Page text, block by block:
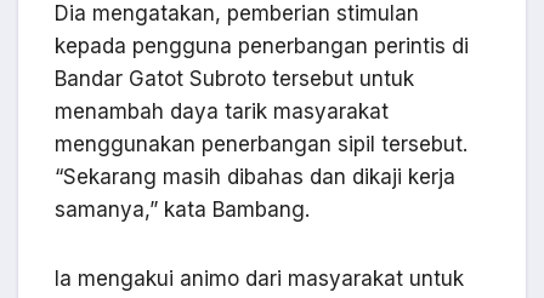
Dia mengatakan, pemberian stimulan
kepada pengguna penerbangan perintis di
Bandar Gatot Subroto tersebut untuk
menambah daya tarik masyarakat
menggunakan penerbangan sipil tersebut.
“Sekarang masih dibahas dan dikaji kerja
samanya,” kata Bambang.
Ia mengakui animo dari masyarakat untuk